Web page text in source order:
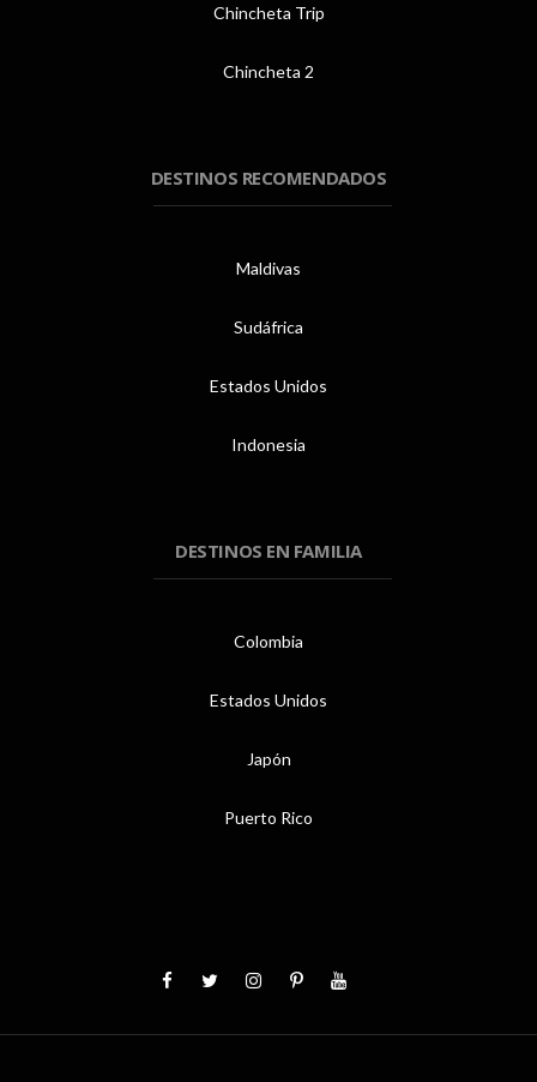
Chincheta Trip
Chincheta 2
DESTINOS RECOMENDADOS
Maldivas
Sudáfrica
Estados Unidos
Indonesia
DESTINOS EN FAMILIA
Colombia
Estados Unidos
Japón
Puerto Rico